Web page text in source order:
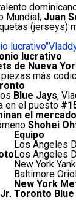
Mundial, Juan
(jerseys)
lucrativo
lucrativo
de Nueva
más
Blue Jays,
en el puesto
el mercado
Shohei
Equipo
Los Angeles
Los Angeles
New York
Baltimore
New York
Toronto Blue